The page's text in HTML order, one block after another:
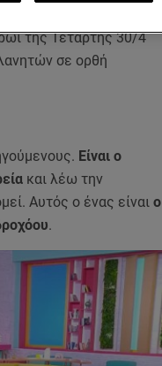
της Τετάρτης 30/4
σε ορθή
Είναι ο
και λέω την
Αυτός ο ένας είναι ο
.